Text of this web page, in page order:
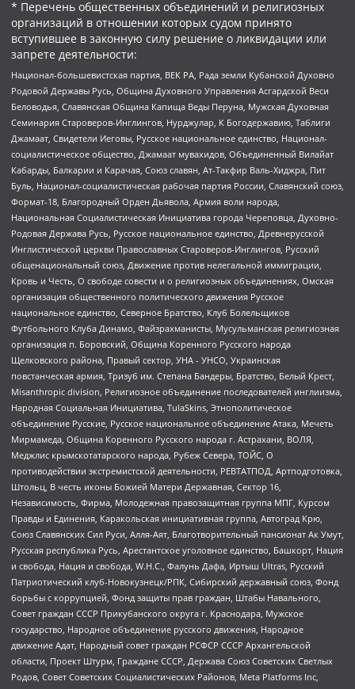
* Перечень общественных объединений и религиозных
организаций в отношении которых судом принято
вступившее в законную силу решение о ликвидации или
запрете деятельности:
Национал-большевистская партия, ВЕК РА, Рада земли Кубанской Духовно
Родовой Державы Русь, Община Духовного Управления Асгардской Веси
Беловодья, Славянская Община Капища Веды Перуна, Мужская Духовная
Семинария Староверов-Инглингов, Нурджулар, К Богодержавию, Таблиги
Джамаат, Свидетели Иеговы, Русское национальное единство, Национал-
социалистическое общество, Джамаат мувахидов, Объединенный Вилайат
Кабарды, Балкарии и Карачая, Союз славян, Ат-Такфир Валь-Хиджра, Пит
Буль, Национал-социалистическая рабочая партия России, Славянский союз,
Формат-18, Благородный Орден Дьявола, Армия воли народа,
Национальная Социалистическая Инициатива города Череповца, Духовно-
Родовая Держава Русь, Русское национальное единство, Древнерусской
Инглистической церкви Православных Староверов-Инглингов, Русский
общенациональный союз, Движение против нелегальной иммиграции,
Кровь и Честь, О свободе совести и о религиозных объединениях, Омская
организация общественного политического движения Русское
национальное единство, Северное Братство, Клуб Болельщиков
Футбольного Клуба Динамо, Файзрахманисты, Мусульманская религиозная
организация п. Боровский, Община Коренного Русского народа
Щелковского района, Правый сектор, УНА - УНСО, Украинская
повстанческая армия, Тризуб им. Степана Бандеры, Братство, Белый Крест,
Misanthropic division, Религиозное объединение последователей инглиизма,
Народная Социальная Инициатива, TulaSkins, Этнополитическое
объединение Русские, Русское национальное объединение Атака, Мечеть
Мирмамеда, Община Коренного Русского народа г. Астрахани, ВОЛЯ,
Меджлис крымскотатарского народа, Рубеж Севера, ТОЙС, О
противодействии экстремистской деятельности, РЕВТАТПОД, Артподготовка,
Штольц, В честь иконы Божией Матери Державная, Сектор 16,
Независимость, Фирма, Молодежная правозащитная группа МПГ, Курсом
Правды и Единения, Каракольская инициативная группа, Автоград Крю,
Союз Славянских Сил Руси, Алля-Аят, Благотворительный пансионат Ак Умут,
Русская республика Русь, Арестантское уголовное единство, Башкорт, Нация
и свобода, Нация и свобода, W.H.С., Фалунь Дафа, Иртыш Ultras, Русский
Патриотический клуб-Новокузнецк/РПК, Сибирский державный союз, Фонд
борьбы с коррупцией, Фонд защиты прав граждан, Штабы Навального,
Совет граждан СССР Прикубанского округа г. Краснодара, Мужское
государство, Народное объединение русского движения, Народное
движение Адат, Народный совет граждан РСФСР СССР Архангельской
области, Проект Штурм, Граждане СССР, Держава Союз Советских Светлых
Родов, Совет Советских Социалистических Районов, Meta Platforms Inc,